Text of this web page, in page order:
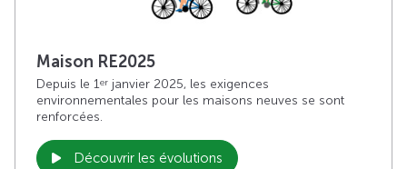
Maison RE2025
Depuis le 1er janvier 2025, les exigences
environnementales pour les maisons neuves se sont
renforcées.
Découvrir les évolutions